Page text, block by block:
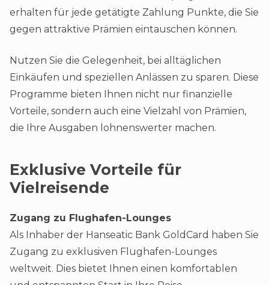
erhalten für jede getätigte Zahlung Punkte, die Sie
gegen attraktive Prämien eintauschen können.
Nutzen Sie die Gelegenheit, bei alltäglichen
Einkäufen und speziellen Anlässen zu sparen. Diese
Programme bieten Ihnen nicht nur finanzielle
Vorteile, sondern auch eine Vielzahl von Prämien,
die Ihre Ausgaben lohnenswerter machen​.
Exklusive Vorteile für
Vielreisende
Zugang zu Flughafen-Lounges
Als Inhaber der Hanseatic Bank GoldCard haben Sie
Zugang zu exklusiven Flughafen-Lounges
weltweit. Dies bietet Ihnen einen komfortablen